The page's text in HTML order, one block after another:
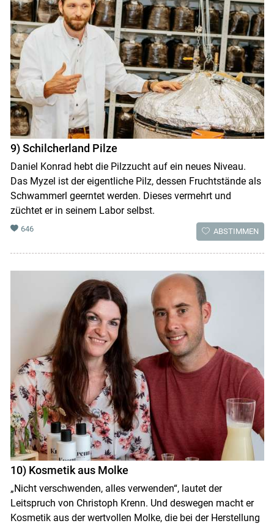
9) Schilcherland Pilze
Daniel Konrad hebt die Pilzzucht auf ein neues Niveau.
Das Myzel ist der eigentliche Pilz, dessen Fruchtstände als
Schwammerl geerntet werden. Dieses vermehrt und
züchtet er in seinem Labor selbst.
646 ABSTIMMEN
10) Kosmetik aus Molke
„Nicht verschwenden, alles verwenden“, lautet der
Leitspruch von Christoph Krenn. Und deswegen macht er
Kosmetik aus der wertvollen Molke, die bei der Herstellung